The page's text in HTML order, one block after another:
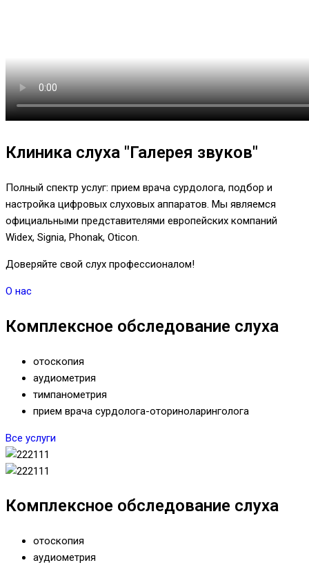
Клиника слуха "Галерея звуков"
Полный спектр услуг: прием врача сурдолога, подбор и
настройка цифровых слуховых аппаратов. Мы являемся
официальными представителями европейских компаний
Widex, Signia, Phonak, Oticon.
Доверяйте свой слух профессионалом!
О нас
Комплексное обследование слуха
отоскопия
аудиометрия
тимпанометрия
прием врача сурдолога-оториноларинголога
Все услуги
Комплексное обследование слуха
отоскопия
аудиометрия